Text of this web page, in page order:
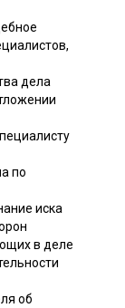
дела
по
иска
в деле
об